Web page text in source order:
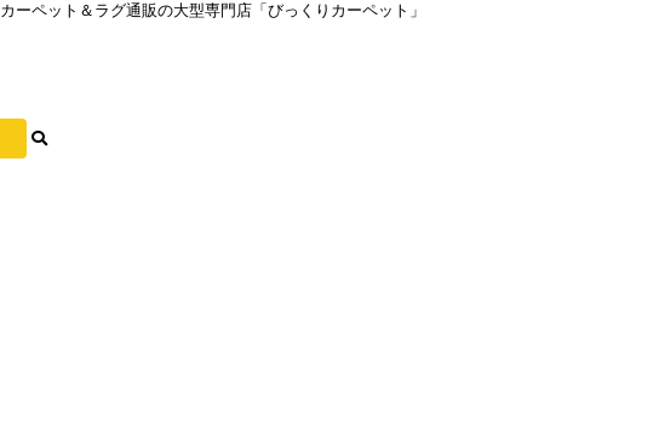
カーペット＆ラグ通販の大型専門店「びっくりカーペット」